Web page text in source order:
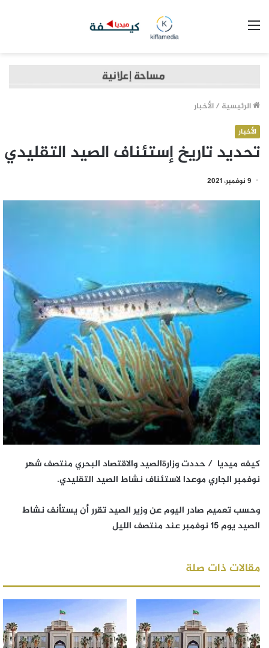
الرئيسية /الأخبار
الأخبار
تحديد تاريخ إستئناف الصيد التقليدي
9 نوفمبر، 2021
كيفه ميديا / حددت وزارةالصيد والاقتصاد البحري منتصف شهر
نوفمبر الجاري موعدا لاستئناف نشاط الصيد التقليدي.
وحسب تعميم صادر اليوم عن وزير الصيد تقرر أن يستأنف نشاط
الصيد يوم 15 نوفمبر عند منتصف الليل
مقالات ذات صلة